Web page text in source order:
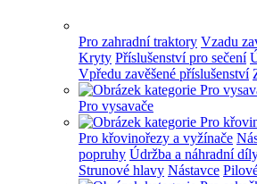
Pro zahradní traktory Vzadu
Kryty Příslušenství pro sečení
Vpředu zavěšené příslušenství
Pro vysavače
Pro křovinořezy a vyžínače
popruhy Údržba a náhradní
Strunové hlavy Nástavce